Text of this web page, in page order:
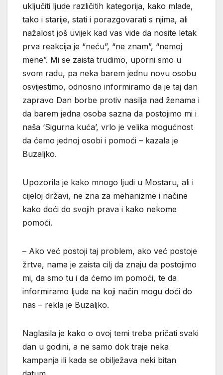
uključiti ljude različitih kategorija, kako mlade,
tako i starije, stati i porazgovarati s njima, ali
nažalost još uvijek kad vas vide da nosite letak
prva reakcija je “neću”, “ne znam”, “nemoj
mene”. Mi se zaista trudimo, uporni smo u
svom radu, pa neka barem jednu novu osobu
osvijestimo, odnosno informiramo da je taj dan
zapravo Dan borbe protiv nasilja nad ženama i
da barem jedna osoba sazna da postojimo mi i
naša ‘Sigurna kuća’, vrlo je velika mogućnost
da ćemo jednoj osobi i pomoći – kazala je
Buzaljko.
Upozorila je kako mnogo ljudi u Mostaru, ali i
cijeloj državi, ne zna za mehanizme i načine
kako doći do svojih prava i kako nekome
pomoći.
– Ako već postoji taj problem, ako već postoje
žrtve, nama je zaista cilj da znaju da postojimo
mi, da smo tu i da ćemo im pomoći, te da
informiramo ljude na koji način mogu doći do
nas – rekla je Buzaljko.
Naglasila je kako o ovoj temi treba pričati svaki
dan u godini, a ne samo dok traje neka
kampanja ili kada se obilježava neki bitan